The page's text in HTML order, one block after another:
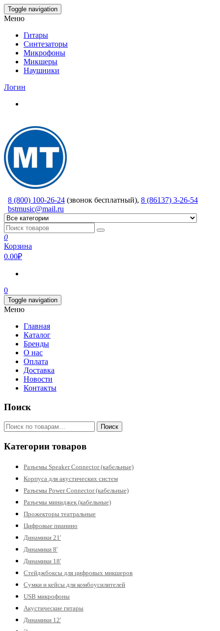
Skip
to
content
Toggle navigation
Меню
Гитары
Синтезаторы
Микрофоны
Микшеры
Наушники
Логин
8 (800) 100-26-24 (звонок бесплатный), 8 (86137) 3-26-54
bstmusic@mail.ru
0
Корзина
0.00₽
0
Toggle navigation
Меню
Главная
Каталог
Бренды
О нас
Оплата
Доставка
Новости
Контакты
Поиск
Искать: Поиск
Категории товаров
Разъемы Speaker Connector (кабельные)
Корпуса для акустических систем
Разъемы Power Connector (кабельные)
Разъемы миниджек (кабельные)
Прожекторы театральные
Цифровые пианино
Динамики 21'
Динамики 8'
Динамики 18'
Стейджбоксы для цифровых микшеров
Сумки и кейсы для комбоусилителей
USB микрофоны
Акустические гитары
Динамики 12'